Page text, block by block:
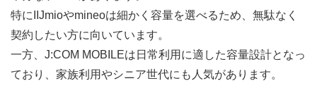
特にIIJmioやmineoは細かく容量を選べるため、無駄なく
契約したい方に向いています。
一方、J:COM MOBILEは日常利用に適した容量設計となっ
ており、家族利用やシニア世代にも人気があります。